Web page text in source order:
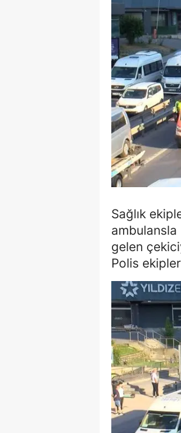
Sağlık
ambulansla
gelen
Polis